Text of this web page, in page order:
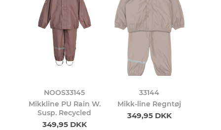
NOOS33145
Mikkline PU Rain W.
Susp. Recycled
349,95 DKK
33144
Mikk-line Regntøj
349,95 DKK